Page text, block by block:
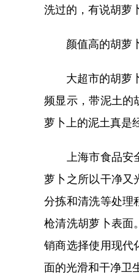
洗过的，有说胡萝
颜值高的胡萝卜
大超市的胡萝卜
频显示，带泥土的
萝卜上的泥土真是
上海市食品安全
萝卜之所以干净又
分拣和清洗等处理
枪清洗胡萝卜表面
销商选择使用现代
面的光滑和干净卫